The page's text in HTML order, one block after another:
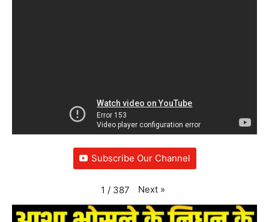
Subscribe Our Channel
1 / 387 Next »